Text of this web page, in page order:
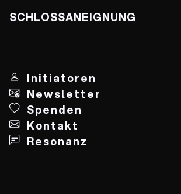
content
SCHLOSSANEIGNUNG
Initiatoren
Newsletter
Spenden
Kontakt
Resonanz